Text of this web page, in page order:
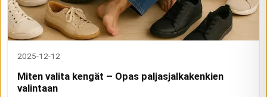
2025-12-12
Miten valita kengät – Opas paljasjalkakenkien
valintaan